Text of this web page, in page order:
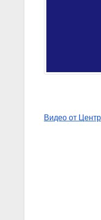
Видео от